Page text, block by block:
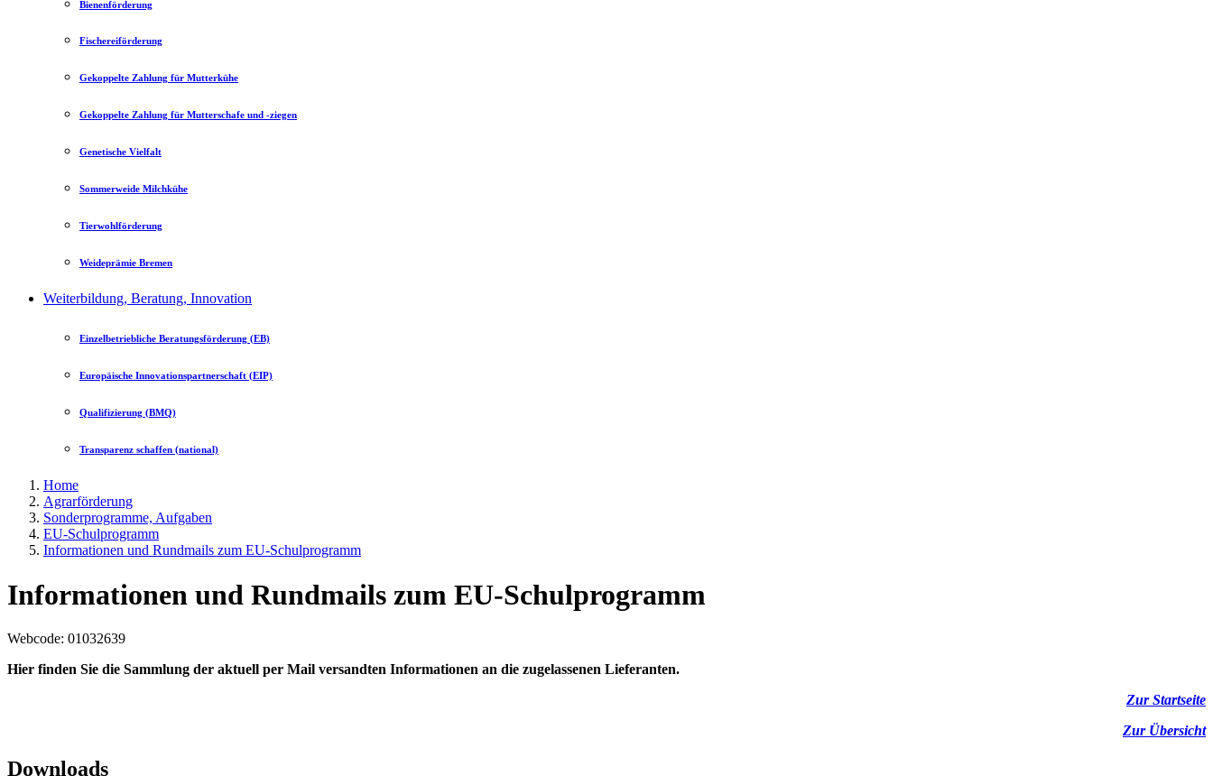
Bienenförderung
Fischereiförderung
Gekoppelte Zahlung für Mutterkühe
Gekoppelte Zahlung für Mutterschafe und -ziegen
Genetische Vielfalt
Sommerweide Milchkühe
Tierwohlförderung
Weideprämie Bremen
Weiterbildung, Beratung, Innovation
Einzelbetriebliche Beratungsförderung (EB)
Europäische Innovationspartnerschaft (EIP)
Qualifizierung (BMQ)
Transparenz schaffen (national)
Home
Agrarförderung
Sonderprogramme, Aufgaben
EU-Schulprogramm
Informationen und Rundmails zum EU-Schulprogramm
Informationen und Rundmails zum EU-Schulprogramm
Webcode: 01032639
Hier finden Sie die Sammlung der aktuell per Mail versandten Informationen an die zugelassenen Lieferanten.
Zur Startseite
Zur Übersicht
Downloads